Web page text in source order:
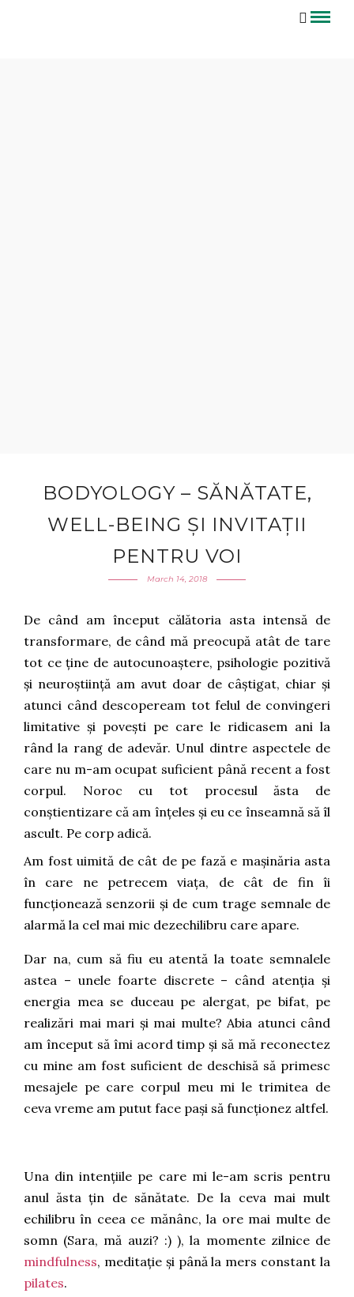
BODYOLOGY – SĂNĂTATE,
WELL-BEING ȘI INVITAȚII
PENTRU VOI
March 14, 2018
De când am început călătoria asta intensă de
transformare, de când mă preocupă atât de tare
tot ce ține de autocunoaștere, psihologie pozitivă
și neuroștiință am avut doar de câștigat, chiar și
atunci când descopeream tot felul de convingeri
limitative și povești pe care le ridicasem ani la
rând la rang de adevăr. Unul dintre aspectele de
care nu m-am ocupat suficient până recent a fost
corpul. Noroc cu tot procesul ăsta de
conștientizare că am înțeles și eu ce înseamnă să îl
ascult. Pe corp adică.
Am fost uimită de cât de pe fază e mașinăria asta
în care ne petrecem viața, de cât de fin îi
funcționează senzorii și de cum trage semnale de
alarmă la cel mai mic dezechilibru care apare.
Dar na, cum să fiu eu atentă la toate semnalele
astea – unele foarte discrete – când atenția și
energia mea se duceau pe alergat, pe bifat, pe
realizări mai mari și mai multe? Abia atunci când
am început să îmi acord timp și să mă reconectez
cu mine am fost suficient de deschisă să primesc
mesajele pe care corpul meu mi le trimitea de
ceva vreme am putut face pași să funcționez altfel.
Una din intențiile pe care mi le-am scris pentru
anul ăsta țin de sănătate. De la ceva mai mult
echilibru în ceea ce mănânc, la ore mai multe de
somn (Sara, mă auzi? :) ), la momente zilnice de
mindfulness, meditație și până la mers constant la
pilates.